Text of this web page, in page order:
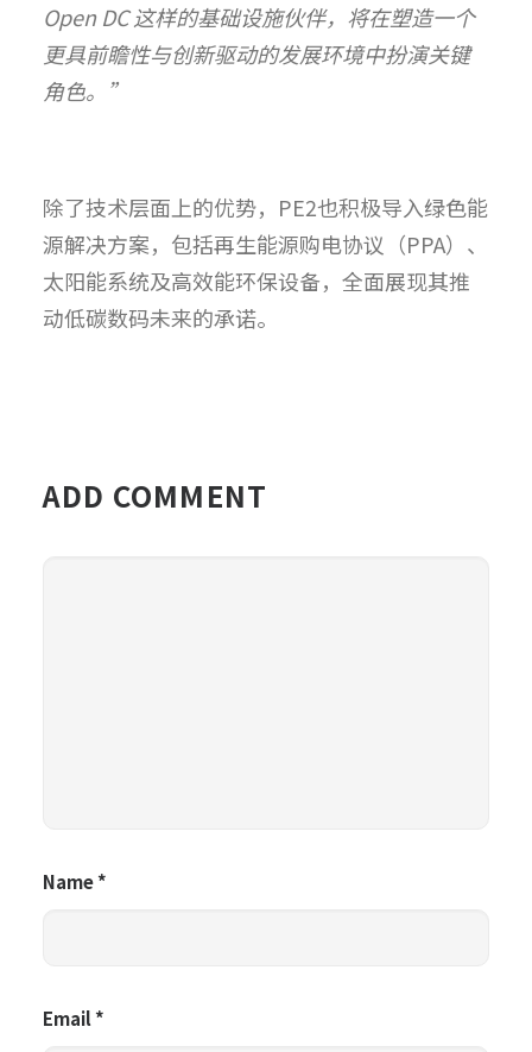
Open DC 这样的基础设施伙伴，将在塑造一个
更具前瞻性与创新驱动的发展环境中扮演关键
角色。”
除了技术层面上的优势，PE2也积极导入绿色能
源解决方案，包括再生能源购电协议（PPA）、
太阳能系统及高效能环保设备，全面展现其推
动低碳数码未来的承诺。
ADD COMMENT
Name*
Email*